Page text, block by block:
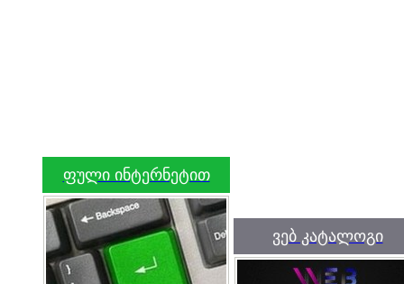
ფული ინტერნეტით
ვებ კატალოგი